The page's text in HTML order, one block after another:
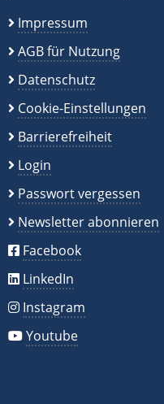
Impressum
AGB für Nutzung
Datenschutz
Cookie-Einstellungen
Barrierefreiheit
Login
Passwort vergessen
Newsletter abonnieren
Facebook
LinkedIn
Instagram
Youtube